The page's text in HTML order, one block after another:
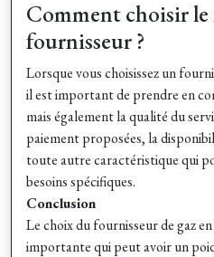
Comment choisir
fournisseur ?
Lorsque vous choisissez un
il est important de prendre en
mais également la qualité du
paiement proposées, la
toute autre caractéristique qui
besoins spécifiques.
Conclusion
Le choix du fournisseur de gaz
importante qui peut avoir un